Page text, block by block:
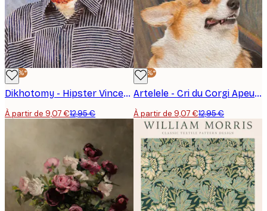
-30%*
Dikhotomy - Hipster Vincent Affiche
À partir de 9,07 €12,95 €
-30%*
Artelele - Cri du Corgi Apeuré Poster
À partir de 9,07 €12,95 €